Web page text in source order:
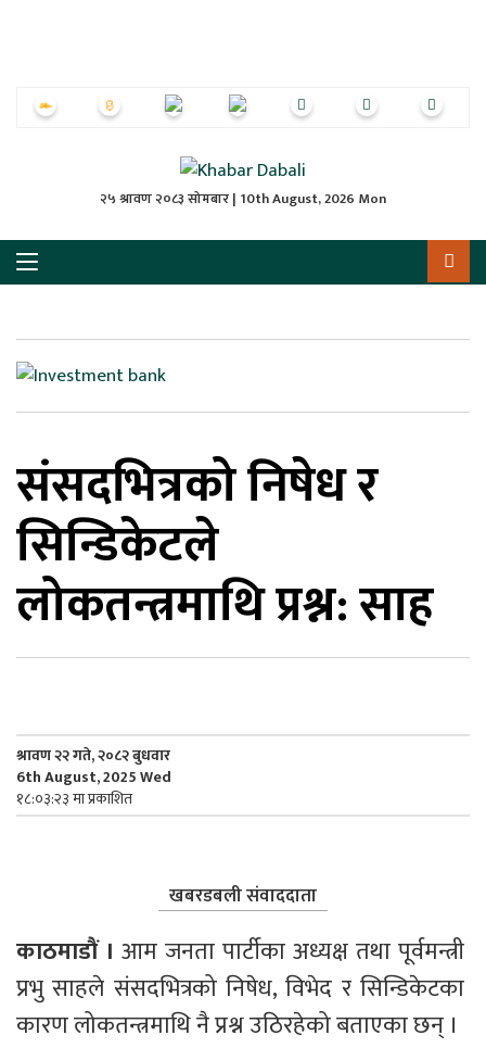
२५ श्रावण २०८३ सोमबार | 10th August, 2026 Mon
संसदभित्रको निषेध र
सिन्डिकेटले
लोकतन्त्रमाथि प्रश्न: साह
श्रावण २२ गते, २०८२ बुधवार
6th August, 2025 Wed
१८:०३:२३ मा प्रकाशित
खबरडबली संवाददाता
काठमाडाैं । आम जनता पार्टीका अध्यक्ष तथा पूर्वमन्त्री
प्रभु साहले संसदभित्रको निषेध, विभेद र सिन्डिकेटका
कारण लोकतन्त्रमाथि नै प्रश्न उठिरहेको बताएका छन् ।